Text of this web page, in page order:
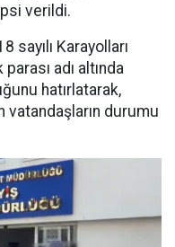
verildi.
sayılı Karayolları
adı altında
hatırlatarak,
vatandaşların durumu